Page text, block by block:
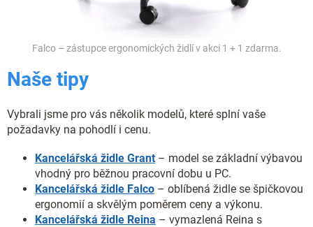
Falco – zástupce ergonomických židlí v akci 1 + 1 zdarma.
Naše tipy
Vybrali jsme pro vás několik modelů, které splní vaše
požadavky na pohodlí i cenu.
Kancelářská židle Grant – model se základní výbavou
vhodný pro běžnou pracovní dobu u PC.
Kancelářská židle Falco – oblíbená židle se špičkovou
ergonomií a skvělým poměrem ceny a výkonu.
Kancelářská židle Reina – vymazlená Reina s